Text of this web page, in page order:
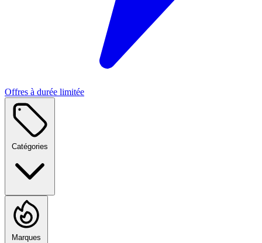
Offres à durée limitée
Catégories
Marques